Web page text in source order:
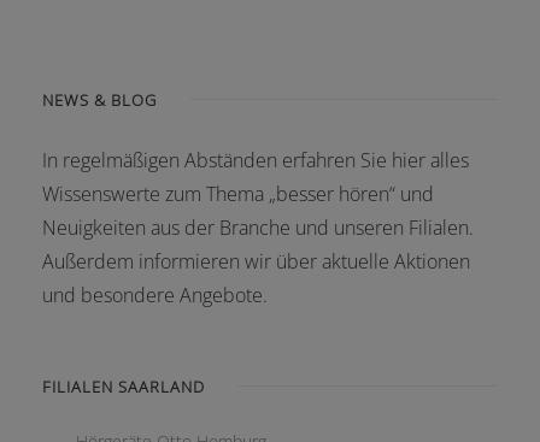
NEWS & BLOG
In regelmäßigen Abständen erfahren Sie hier alles
Wissenswerte zum Thema „besser hören“ und
Neuigkeiten aus der Branche und unseren Filialen.
Außerdem informieren wir über aktuelle Aktionen
und besondere Angebote.
FILIALEN SAARLAND